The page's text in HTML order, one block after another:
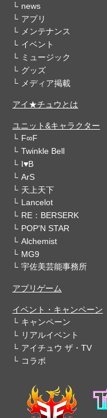
news
アプリ
メンテナンス
イベント
ミュージック
グッズ
メディア掲載
アイ★チュウとは
ユニット&キャラクター
F∞F
Twinkle Bell
I♥B
ArS
天上天下
Lancelot
RE：BERSERK
POP'N STAR
Alchemist
MG9
宇佐美芸能事務所
アプリゲーム
イベント・キャンペーン
キャンペーン
リアルイベント
アイチュウ ザ・TV
コラボ